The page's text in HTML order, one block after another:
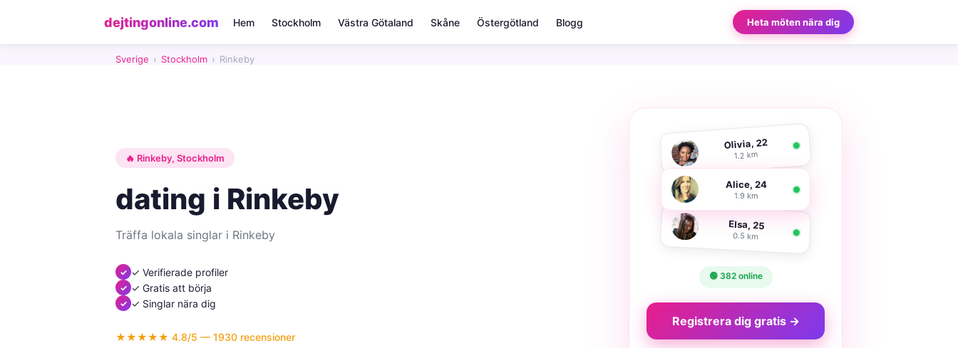
dejtingonline.com Hem Stockholm Västra Götaland Skåne Östergötland Blogg Heta möten nära dig
Sverige › Stockholm › Rinkeby
🔥 Rinkeby, Stockholm
dating i Rinkeby
Träffa lokala singlar i Rinkeby
✓ Verifierade profiler
✓ Gratis att börja
✓ Singlar nära dig
★★★★★ 4.8/5 — 1930 recensioner
Olivia, 22
1.2 km
Alice, 24
1.9 km
Elsa, 25
0.5 km
🟢 382 online
Registrera dig gratis →